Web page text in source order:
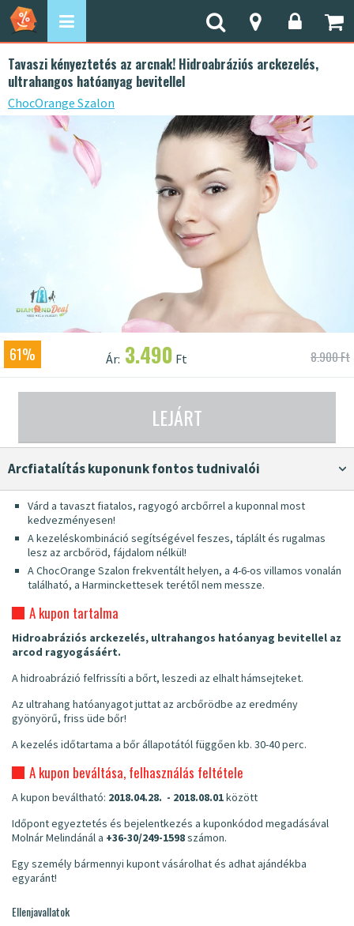
Tavaszi kényeztetés az arcnak! Hidroabráziós arckezelés,
ultrahangos hatóanyag bevitellel
ChocOrange Szalon
61% Ár: 3.490 Ft 8.900 Ft
LEJÁRT
Arcfiatalítás kuponunk fontos tudnivalói
Várd a tavaszt fiatalos, ragyogó arcbőrrel a kuponnal most
kedvezményesen!
A kezeléskombináció segítségével feszes, táplált és rugalmas
lesz az arcbőröd, fájdalom nélkül!
A ChocOrange Szalon frekventált helyen, a 4-6-os villamos vonalán
található, a Harminckettesek terétől nem messze.
A kupon tartalma
Hidroabráziós arckezelés, ultrahangos hatóanyag bevitellel az
arcod ragyogásáért.
A hidroabrázió felfrissíti a bőrt, leszedi az elhalt hámsejteket.
Az ultrahang hatóanyagot juttat az arcbőrödbe az eredmény
gyönyörű, friss üde bőr!
A kezelés időtartama a bőr állapotától függően kb. 30-40 perc.
A kupon beváltása, felhasználás feltétele
A kupon beváltható: 2018.04.28. - 2018.08.01között
Időpont egyeztetés és bejelentkezés a kuponkódod megadásával
Molnár Melindánál a +36-30/249-1598számon.
Egy személy bármennyi kupont vásárolhat és adhat ajándékba
egyaránt!
Ellenjavallatok